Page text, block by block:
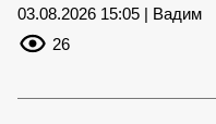
03.08.2026 15:05 | Вадим
26